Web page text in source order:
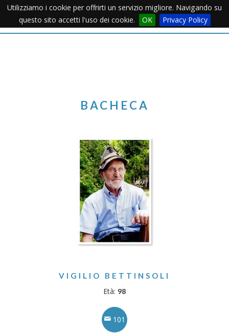
Utilizziamo i cookie per offrirti un servizio migliore. Navigando su
questo sito accetti l'uso dei cookie.
OK Privacy PolicyMenu
BACHECA
VIGILIO BETTINSOLI
Età: 98
101